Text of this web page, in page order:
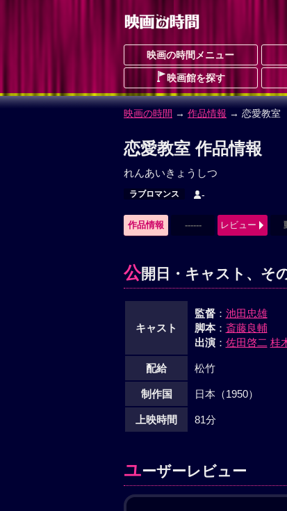
映画の時間メニュー
映画館を探す
映画の時間 → 作品情報 → 恋愛教室
恋愛教室 作品情報
れんあいきょうしつ
ラブロマンス -
作品情報 ------ レビュー
公開日・キャスト、そ
キャスト
監督： 池田忠雄
脚本： 斎藤良輔
出演： 佐田啓二 桂
配給 松竹
制作国 日本（1950）
上映時間 81分
ユーザーレビュー